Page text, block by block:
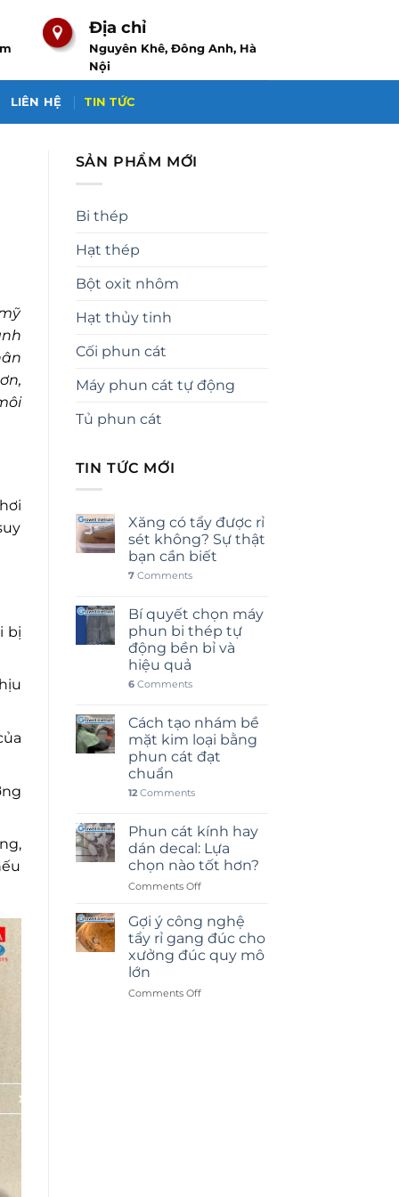
Địa chỉ
Nguyên Khê, Đông Anh, Hà
Nội
LIÊN HỆ TIN TỨC
bị
SẢN PHẨM MỚI
Bi thép
Hạt thép
Bột oxit nhôm
Hạt thủy tinh
Cối phun cát
Máy phun cát tự động
Tủ phun cát
TIN TỨC MỚI
Xăng có tẩy được rỉ
sét không? Sự thật
bạn cần biết
7Comments
Bí quyết chọn máy
phun bi thép tự
động bền bỉ và
hiệu quả
6Comments
Cách tạo nhám bề
mặt kim loại bằng
phun cát đạt
chuẩn
12Comments
Phun cát kính hay
dán decal: Lựa
chọn nào tốt hơn?
Comments Offon
cát
kính
hay
dán
Lựa
Gợi ý công nghệ
tẩy rỉ gang đúc cho
xưởng đúc quy mô
lớn
Comments Offon